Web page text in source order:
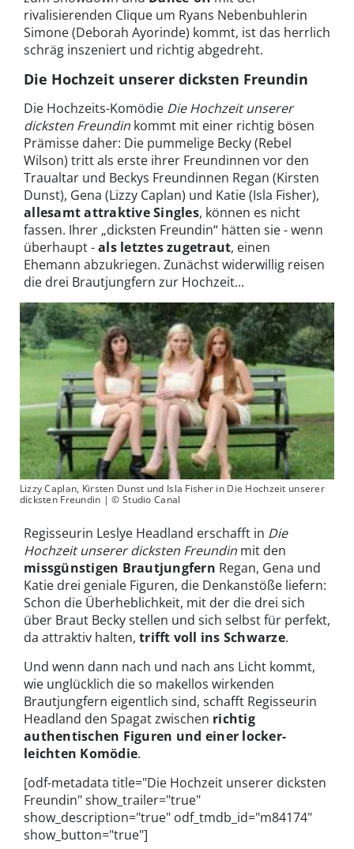
rivalisierenden Clique um Ryans Nebenbuhlerin
Simone (Deborah Ayorinde) kommt, ist das herrlich
schräg inszeniert und richtig abgedreht.
Die Hochzeit unserer dicksten Freundin
Die Hochzeits-Komödie Die Hochzeit unserer
dicksten Freundin kommt mit einer richtig bösen
Prämisse daher: Die pummelige Becky (Rebel
Wilson) tritt als erste ihrer Freundinnen vor den
Traualtar und Beckys Freundinnen Regan (Kirsten
Dunst), Gena (Lizzy Caplan) und Katie (Isla Fisher),
allesamt attraktive Singles, können es nicht
fassen. Ihrer „dicksten Freundin“ hätten sie - wenn
überhaupt -als letztes zugetraut, einen
Ehemann abzukriegen. Zunächst widerwillig reisen
die drei Brautjungfern zur Hochzeit...
Lizzy Caplan, Kirsten Dunst und Isla Fisher in Die Hochzeit unserer
dicksten Freundin | © Studio Canal
Regisseurin Leslye Headland erschafft in Die
Hochzeit unserer dicksten Freundin mit den
missgünstigen Brautjungfern Regan, Gena und
Katie drei geniale Figuren, die Denkanstöße liefern:
Schon die Überheblichkeit, mit der die drei sich
über Braut Becky stellen und sich selbst für perfekt,
da attraktiv halten, trifft voll ins Schwarze.
Und wenn dann nach und nach ans Licht kommt,
wie unglücklich die so makellos wirkenden
Brautjungfern eigentlich sind, schafft Regisseurin
Headland den Spagat zwischen richtig
authentischen Figuren und einer locker-
leichten Komödie.
[odf-metadata title="Die Hochzeit unserer dicksten
Freundin" show_trailer="true"
show_description="true" odf_tmdb_id="m84174"
show_button="true"]